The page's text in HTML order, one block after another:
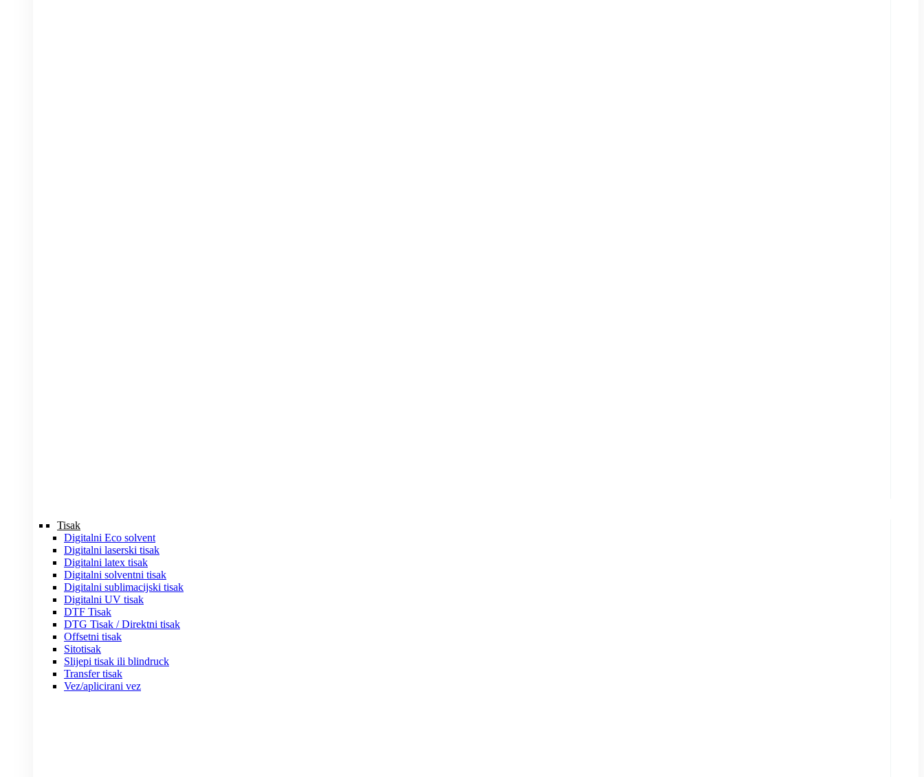
Tisak
Digitalni Eco solvent
Digitalni laserski tisak
Digitalni latex tisak
Digitalni solventni tisak
Digitalni sublimacijski tisak
Digitalni UV tisak
DTF Tisak
DTG Tisak / Direktni tisak
Offsetni tisak
Sitotisak
Slijepi tisak ili blindruck
Transfer tisak
Vez/aplicirani vez